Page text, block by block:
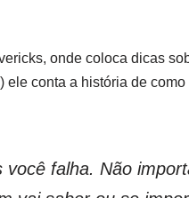
onde coloca dicas
ele conta a história de
você falha. Não